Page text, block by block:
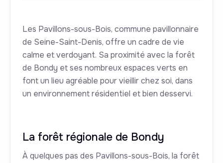
Les Pavillons-sous-Bois, commune pavillonnaire
de Seine-Saint-Denis, offre un cadre de vie
calme et verdoyant. Sa proximité avec la forêt
de Bondy et ses nombreux espaces verts en
font un lieu agréable pour vieillir chez soi, dans
un environnement résidentiel et bien desservi.
La forêt régionale de Bondy
À quelques pas des Pavillons-sous-Bois, la forêt